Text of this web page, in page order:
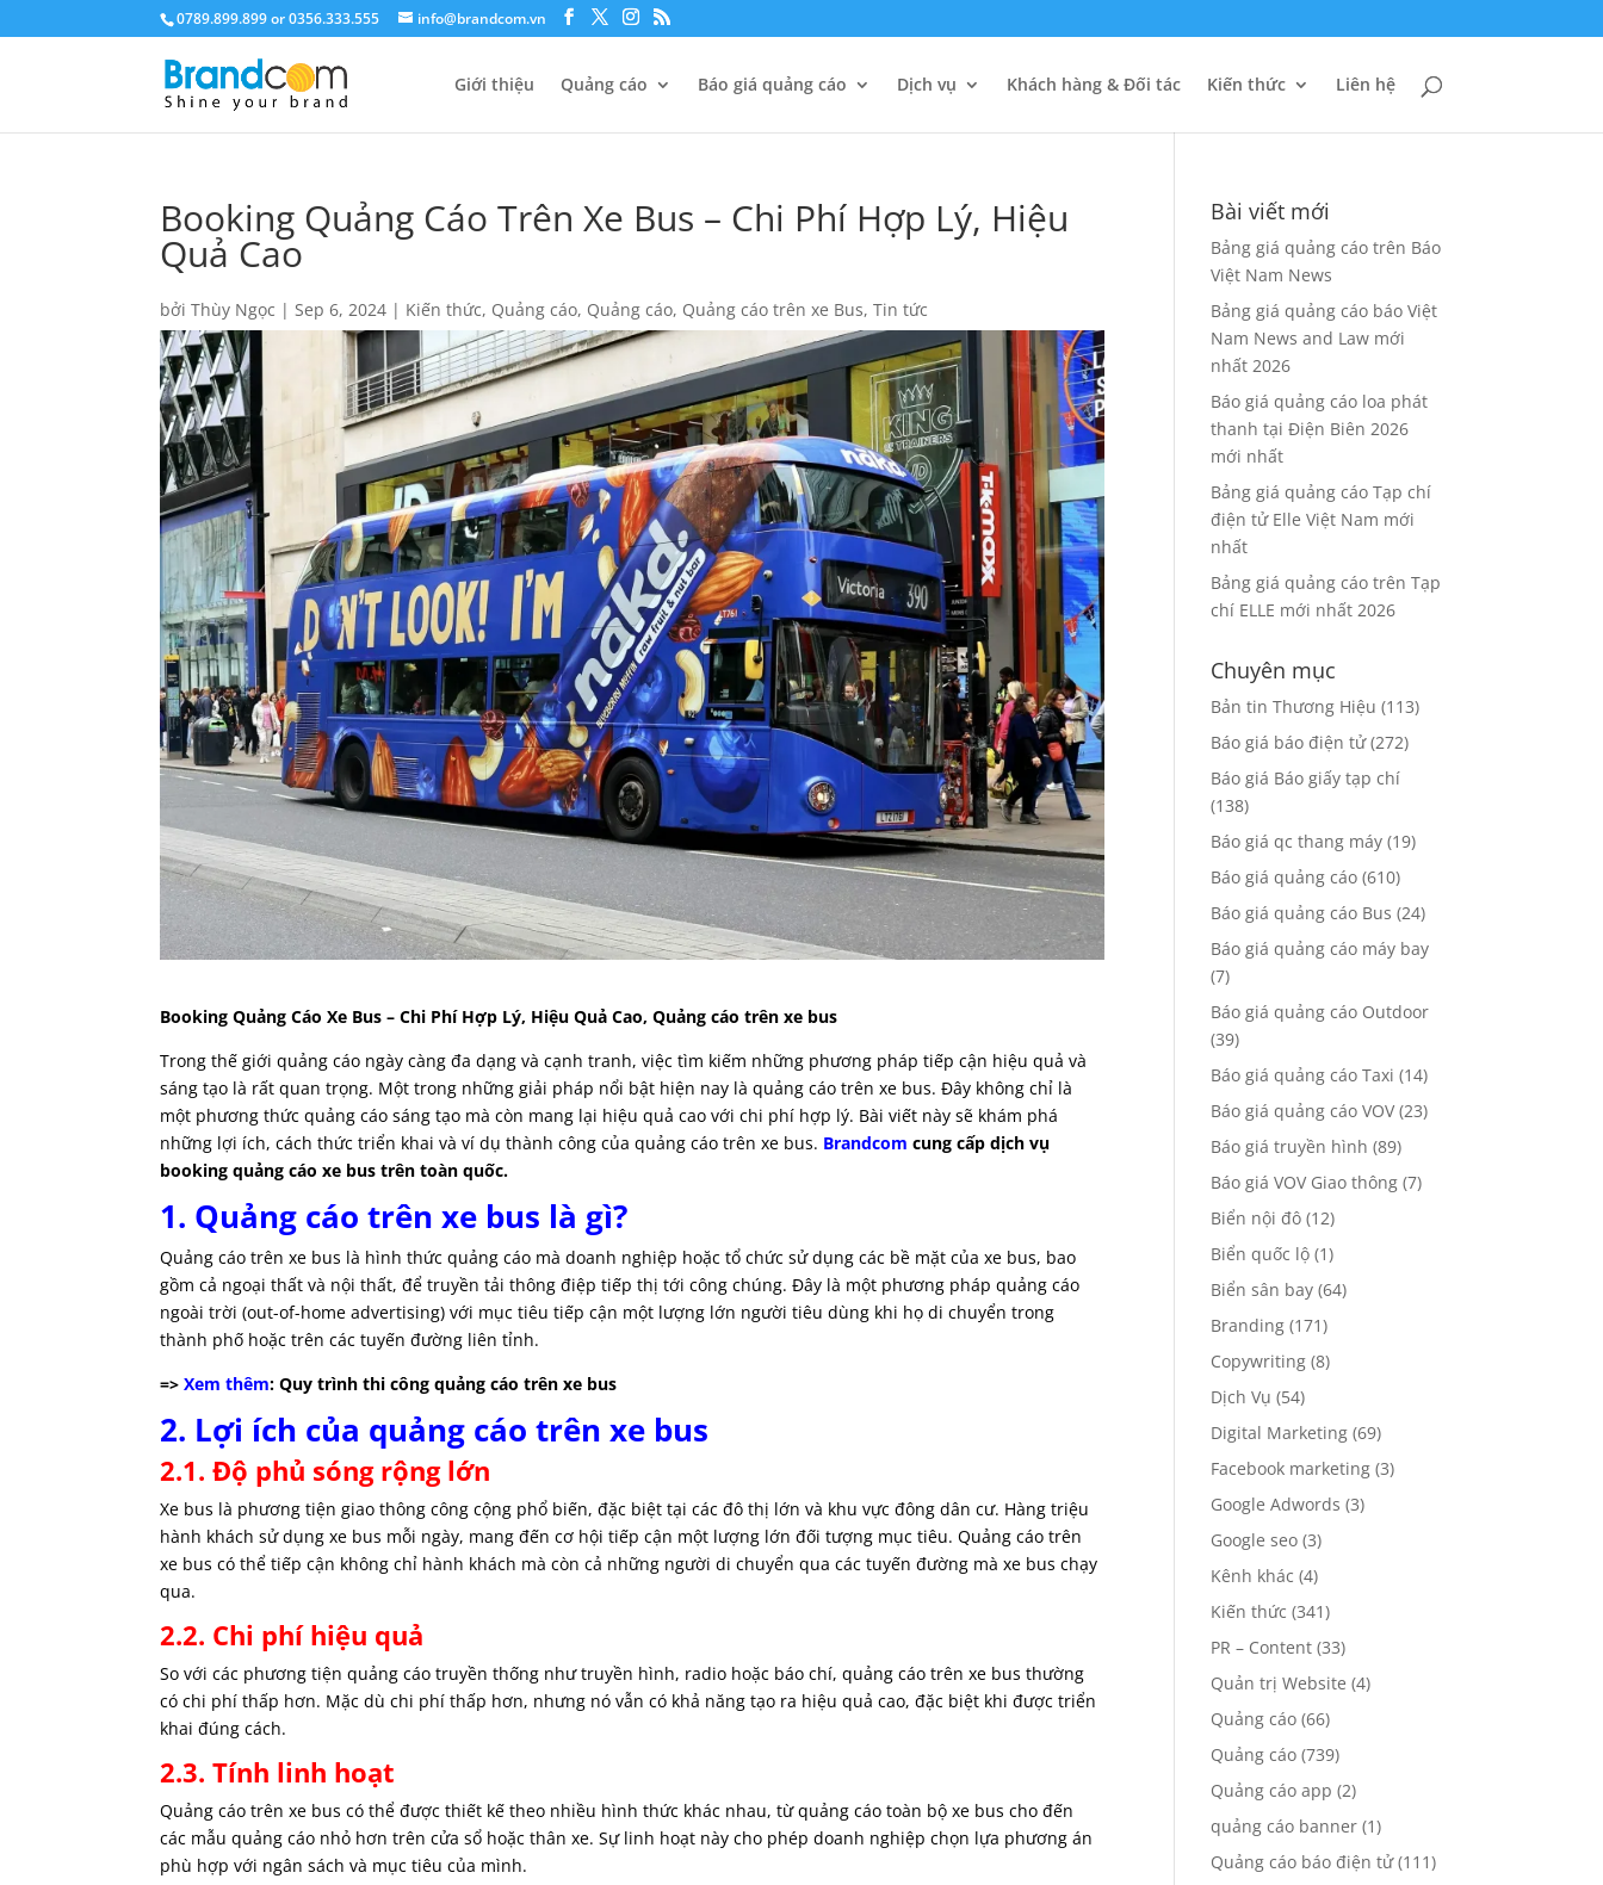
0789.899.899 or 0356.333.555 info@brandcom.vn
Giới thiệu Quảng cáo Báo giá quảng cáo Dịch vụ Khách hàng & Đối tác Kiến thức Liên hệ
Booking Quảng Cáo Trên Xe Bus – Chi Phí Hợp Lý, Hiệu
Quả Cao
bởiThùy Ngọc |Sep 6, 2024 | Kiến thức, Quảng cáo, Quảng cáo, Quảng cáo trên xe Bus,Tin tức
Booking Quảng Cáo Xe Bus – Chi Phí Hợp Lý, Hiệu Quả Cao, Quảng cáo trên xe bus
Trong thế giới quảng cáo ngày càng đa dạng và cạnh tranh, việc tìm kiếm những phương pháp tiếp cận hiệu quả và
sáng tạo là rất quan trọng. Một trong những giải pháp nổi bật hiện nay là quảng cáo trên xe bus. Đây không chỉ là
một phương thức quảng cáo sáng tạo mà còn mang lại hiệu quả cao với chi phí hợp lý. Bài viết này sẽ khám phá
những lợi ích, cách thức triển khai và ví dụ thành công của quảng cáo trên xe bus. Brandcom cung cấp dịch vụ
booking quảng cáo xe bus trên toàn quốc.
1. Quảng cáo trên xe bus là gì?
Quảng cáo trên xe bus là hình thức quảng cáo mà doanh nghiệp hoặc tổ chức sử dụng các bề mặt của xe bus, bao
gồm cả ngoại thất và nội thất, để truyền tải thông điệp tiếp thị tới công chúng. Đây là một phương pháp quảng cáo
ngoài trời (out-of-home advertising) với mục tiêu tiếp cận một lượng lớn người tiêu dùng khi họ di chuyển trong
thành phố hoặc trên các tuyến đường liên tỉnh.
=> Xem thêm: Quy trình thi công quảng cáo trên xe bus
2. Lợi ích của quảng cáo trên xe bus
2.1. Độ phủ sóng rộng lớn
Xe bus là phương tiện giao thông công cộng phổ biến, đặc biệt tại các đô thị lớn và khu vực đông dân cư. Hàng triệu
hành khách sử dụng xe bus mỗi ngày, mang đến cơ hội tiếp cận một lượng lớn đối tượng mục tiêu. Quảng cáo trên
xe bus có thể tiếp cận không chỉ hành khách mà còn cả những người di chuyển qua các tuyến đường mà xe bus chạy
qua.
2.2. Chi phí hiệu quả
So với các phương tiện quảng cáo truyền thống như truyền hình, radio hoặc báo chí, quảng cáo trên xe bus thường
có chi phí thấp hơn. Mặc dù chi phí thấp hơn, nhưng nó vẫn có khả năng tạo ra hiệu quả cao, đặc biệt khi được triển
khai đúng cách.
2.3. Tính linh hoạt
Quảng cáo trên xe bus có thể được thiết kế theo nhiều hình thức khác nhau, từ quảng cáo toàn bộ xe bus cho đến
các mẫu quảng cáo nhỏ hơn trên cửa sổ hoặc thân xe. Sự linh hoạt này cho phép doanh nghiệp chọn lựa phương án
phù hợp với ngân sách và mục tiêu của mình.
Bài viết mới
Bảng giá quảng cáo trên Báo
Việt Nam News
Bảng giá quảng cáo báo Việt
Nam News and Law mới
nhất 2026
Báo giá quảng cáo loa phát
thanh tại Điện Biên 2026
mới nhất
Bảng giá quảng cáo Tạp chí
điện tử Elle Việt Nam mới
nhất
Bảng giá quảng cáo trên Tạp
chí ELLE mới nhất 2026
Chuyên mục
Bản tin Thương Hiệu (113)
Báo giá báo điện tử(272)
Báo giá Báo giấy tạp chí
(138)
Báo giá qc thang máy (19)
Báo giá quảng cáo (610)
Báo giá quảng cáo Bus (24)
Báo giá quảng cáo máy bay
(7)
Báo giá quảng cáo Outdoor
(39)
Báo giá quảng cáo Taxi (14)
Báo giá quảng cáo VOV(23)
Báo giá truyền hình (89)
Báo giá VOV Giao thông (7)
Biển nội đô (12)
Biển quốc lộ (1)
Biển sân bay (64)
Branding (171)
Copywriting (8)
Dịch Vụ (54)
Digital Marketing (69)
Facebook marketing (3)
Google Adwords (3)
Google seo (3)
Kênh khác (4)
Kiến thức (341)
PR – Content (33)
Quản trị Website (4)
Quảng cáo (66)
Quảng cáo (739)
Quảng cáo app (2)
quảng cáo banner (1)
Quảng cáo báo điện tử(111)